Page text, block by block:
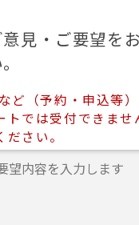
見・ご要望を
ど（予約・申込等
トでは受付できませ
さい。